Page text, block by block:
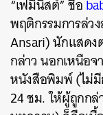
“เฟมินิสต์” ชื่อ
พฤติกรรมการล่ว
Ansari) นักแสด
กล่าว นอกเหนือ
หนังสือพิมพ์ (ไม่มี
24 ชม. ให้ผู้ถูกก